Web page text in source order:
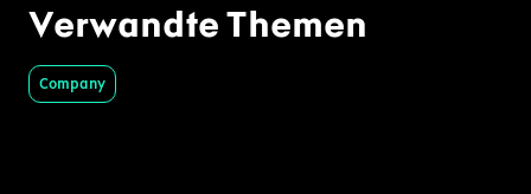
Verwandte Themen
Company